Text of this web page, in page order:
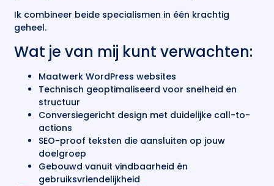
Ik combineer beide specialismen in één krachtig
geheel.
Wat je van mij kunt verwachten:
Maatwerk WordPress websites
Technisch geoptimaliseerd voor snelheid en
structuur
Conversiegericht design met duidelijke call-to-
actions
SEO-proof teksten die aansluiten op jouw
doelgroep
Gebouwd vanuit vindbaarheid én
gebruiksvriendelijkheid